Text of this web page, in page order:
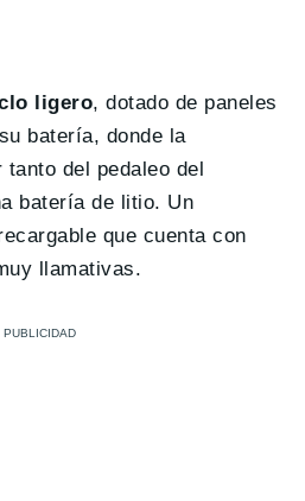
ligero, dotado de paneles
batería, donde la
del pedaleo del
batería de litio. Un
que cuenta con
llamativas.